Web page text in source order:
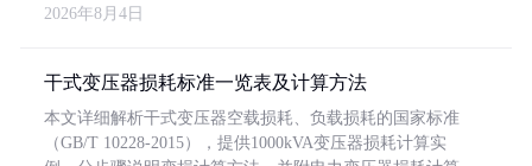
2026年8月4日
干式变压器损耗标准一览表及计算方法
本文详细解析干式变压器空载损耗、负载损耗的国家标准
（GB/T 10228-2015），提供1000kVA变压器损耗计算实